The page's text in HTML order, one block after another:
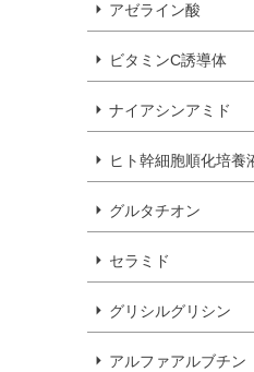
アゼライン酸
ビタミンC誘導体
ナイアシンアミド
ヒト幹細胞順化培養
グルタチオン
セラミド
グリシルグリシン
アルファアルブチン